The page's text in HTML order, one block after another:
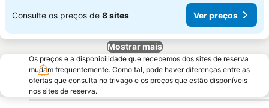
Consulte os preços de 8 sites Ver preços
Mostrar mais
Os preços e a disponibilidade que recebemos dos sites de reserva
mudam frequentemente. Como tal, pode haver diferenças entre as
ofertas que consulta no trivago e os preços que estão disponíveis
nos sites de reserva.